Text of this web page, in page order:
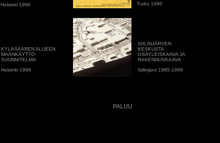
PALUU
Helsinki 1990
Turku 1990
SIILINJÄRVEN
KESKUSTA
OSAYLEISKAAVA JA
RAKENNUSKAAVA
Siilinjärvi 1985-1989
KYLÄSAAREN ALUEEN
MAANKÄYTTÖ-
SUUNNITELMA
Helsinki 1999